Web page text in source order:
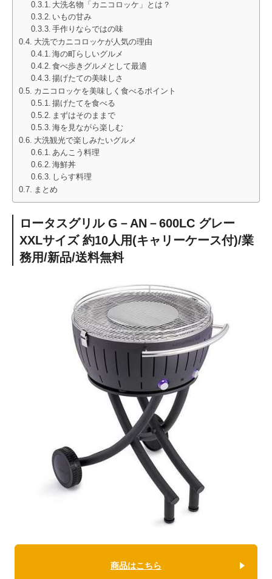
大洗名物「カニコロッケ」とは？
いもの甘み
手作りならではの味
大洗でカニコロッケが人気の理由
海の町らしいグルメ
食べ歩きグルメとして最適
揚げたての美味しさ
カニコロッケを美味しく食べるポイント
揚げたてを食べる
まずはそのままで
海を見ながら楽しむ
大洗観光で楽しみたいグルメ
あんこう料理
海鮮丼
しらす料理
まとめ
ロータスグリル G－AN－600LC グレー
XXLサイズ 約10人用(キャリーケース付)/業
務用/新品/送料無料
商品はこちら